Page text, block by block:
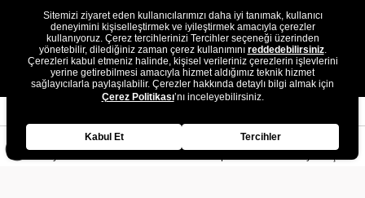
E-Posta Adresi :
musterihizmetleri@gon.com.tr
Sitemizi ziyaret eden kullanıcılarımızı daha iyi tanımak, kullanıcı
deneyimini kişiselleştirmek ve iyileştirmek amacıyla çerezler
kullanıyoruz. Çerez tercihlerinizi Tercihler seçeneği üzerinden
yönetebilir, dilediğiniz zaman çerez kullanımını reddedebilirsiniz.
Çerezleri kabul etmeniz halinde, kişisel verileriniz çerezlerin işlevlerini
yerine getirebilmesi amacıyla hizmet aldığımız teknik hizmet
sağlayıcılarla paylaşılabilir. Çerezler hakkında detaylı bilgi almak için
Çerez Politikası’nı inceleyebilirsiniz.
Kabul Et Tercihler